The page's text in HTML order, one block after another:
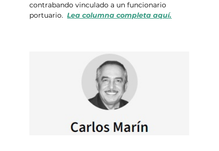
contrabando vinculado a un funcionario
portuario. Lea columna completa aquí.